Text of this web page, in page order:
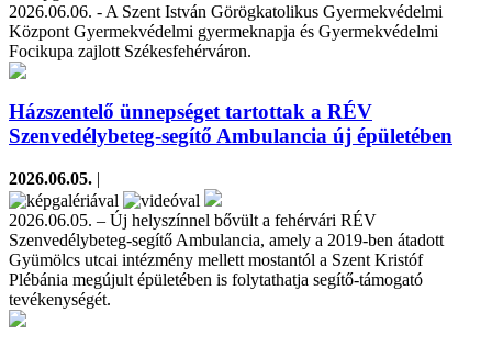
2026.06.06. - A Szent István Görögkatolikus Gyermekvédelmi
Központ Gyermekvédelmi gyermeknapja és Gyermekvédelmi
Focikupa zajlott Székesfehérváron.
Házszentelő ünnepséget tartottak a RÉV
Szenvedélybeteg-segítő Ambulancia új épületében
2026.06.05. |
2026.06.05. – Új helyszínnel bővült a fehérvári RÉV
Szenvedélybeteg-segítő Ambulancia, amely a 2019-ben átadott
Gyümölcs utcai intézmény mellett mostantól a Szent Kristóf
Plébánia megújult épületében is folytathatja segítő-támogató
tevékenységét.